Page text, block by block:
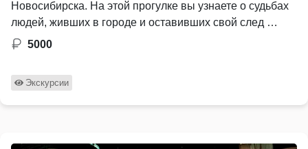
Новосибирска. На этой прогулке вы узнаете о судьбах
людей, живших в городе и оставивших свой след …
5000
Экскурсии